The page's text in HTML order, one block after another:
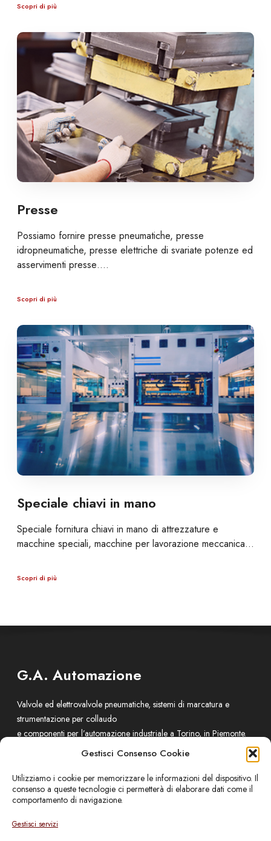
Gestisci Consenso Cookie
Utilizziamo i cookie per memorizzare le informazioni del dispositivo. Il
consenso a queste tecnologie ci permetterà di elaborare dati come il
comportamento di navigazione.
Gestisci servizi
Scopri di più
Presse
Possiamo fornire presse pneumatiche, presse
idropneumatiche, presse elettriche di svariate potenze ed
asservimenti presse….
Scopri di più
Speciale chiavi in mano
Speciale fornitura chiavi in mano di attrezzature e
macchine speciali, macchine per lavorazione meccanica…
Scopri di più
G.A. Automazione
Valvole ed elettrovalvole pneumatiche, sistemi di marcatura e
strumentazione per collaudo
e componenti per l’automazione industriale a Torino, in Piemonte.
Sede
Via E.Rubino 76